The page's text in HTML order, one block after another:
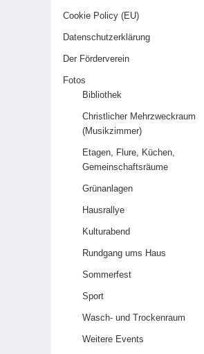
Cookie Policy (EU)
Datenschutzerklärung
Der Förderverein
Fotos
Bibliothek
Christlicher Mehrzweckraum
(Musikzimmer)
Etagen, Flure, Küchen,
Gemeinschaftsräume
Grünanlagen
Hausrallye
Kulturabend
Rundgang ums Haus
Sommerfest
Sport
Wasch- und Trockenraum
Weitere Events